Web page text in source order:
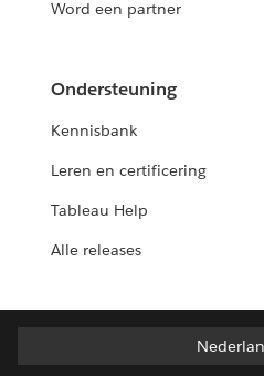
Word een partner
Ondersteuning
Kennisbank
Leren en certificering
Tableau Help
Alle releases